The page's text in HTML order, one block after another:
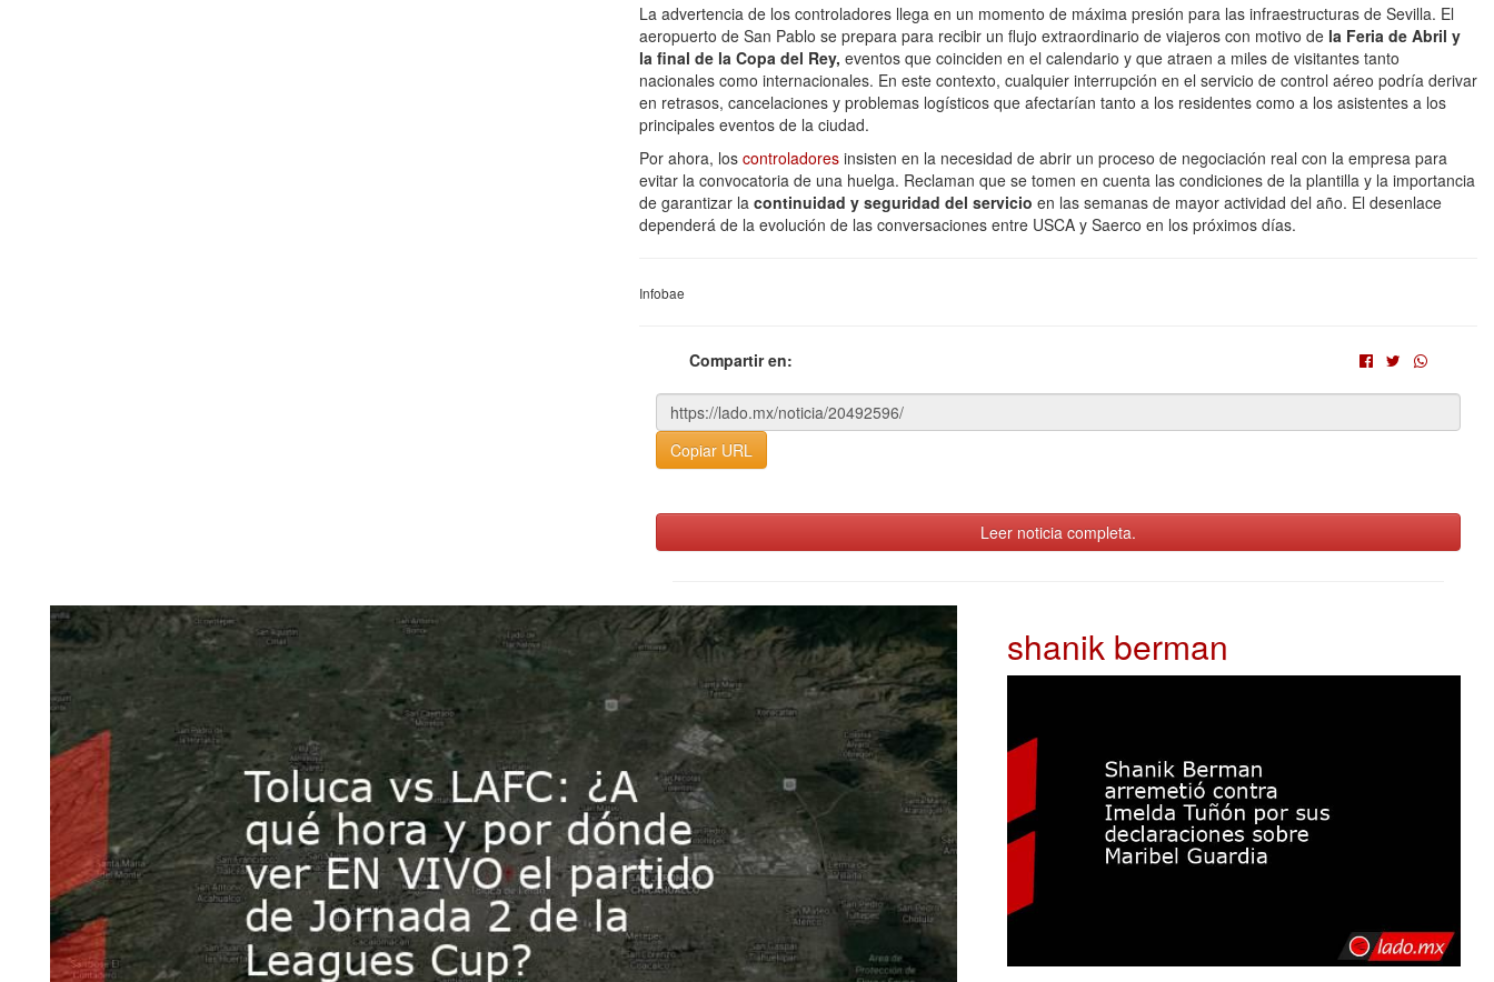
La advertencia de los controladores llega en un momento de máxima presión para las infraestructuras de Sevilla. El
aeropuerto de San Pablo se prepara para recibir un flujo extraordinario de viajeros con motivo de la Feria de Abril y
la final de la Copa del Rey, eventos que coinciden en el calendario y que atraen a miles de visitantes tanto
nacionales como internacionales. En este contexto, cualquier interrupción en el servicio de control aéreo podría derivar
en retrasos, cancelaciones y problemas logísticos que afectarían tanto a los residentes como a los asistentes a los
principales eventos de la ciudad.
Por ahora, los controladores insisten en la necesidad de abrir un proceso de negociación real con la empresa para
evitar la convocatoria de una huelga. Reclaman que se tomen en cuenta las condiciones de la plantilla y la importancia
de garantizar la continuidad y seguridad del servicio en las semanas de mayor actividad del año. El desenlace
dependerá de la evolución de las conversaciones entre USCA y Saerco en los próximos días.
Infobae
Compartir en:
Copiar URL
Leer noticia completa.
shanik berman